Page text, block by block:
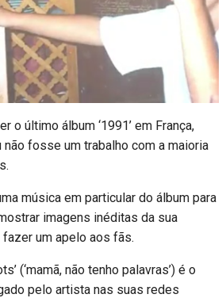
o último álbum ‘1991’ em França,
não fosse um trabalho com a maioria
música em particular do álbum para
imagens inéditas da sua
um apelo aos fãs.
(‘mamã, não tenho palavras’) é o
pelo artista nas suas redes